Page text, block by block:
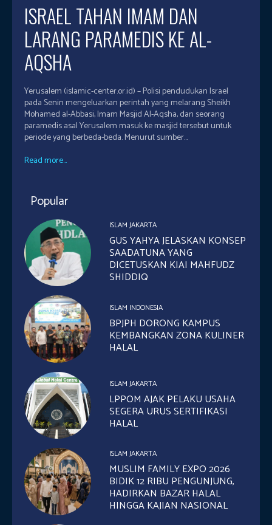
ISRAEL TAHAN IMAM DAN
LARANG PARAMEDIS KE AL-
AQSHA
Yerusalem (islamic-center.or.id) – Polisi pendudukan Israel
pada Senin mengeluarkan perintah yang melarang Sheikh
Mohamed al-Abbasi, Imam Masjid Al-Aqsha, dan seorang
paramedis asal Yerusalem masuk ke masjid tersebut untuk
periode yang berbeda-beda. Menurut sumber...
Read more...
Popular
ISLAM JAKARTA
GUS YAHYA JELASKAN KONSEP
SAADATUNA YANG
DICETUSKAN KIAI MAHFUDZ
SHIDDIQ
ISLAM INDONESIA
BPJPH DORONG KAMPUS
KEMBANGKAN ZONA KULINER
HALAL
ISLAM JAKARTA
LPPOM AJAK PELAKU USAHA
SEGERA URUS SERTIFIKASI
HALAL
ISLAM JAKARTA
MUSLIM FAMILY EXPO 2026
BIDIK 12 RIBU PENGUNJUNG,
HADIRKAN BAZAR HALAL
HINGGA KAJIAN NASIONAL